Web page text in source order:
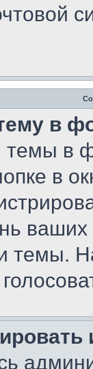
в
темы в
в
ваших
темы.